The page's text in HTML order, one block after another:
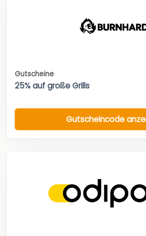
Gutscheine
25% auf große Grills
Gutscheincode